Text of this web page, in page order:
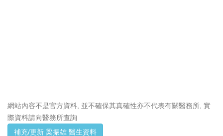
網站內容不是官方資料, 並不確保其真確性亦不代表有關醫務所, 實
際資料請向醫務所查詢
補充/更新 梁振雄 醫生資料